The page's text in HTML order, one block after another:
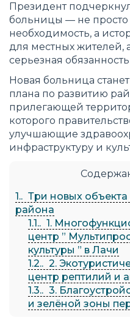
Президент
больницы — не просто
необходимость, а
для местных жителей,
серьезная
Новая больница
плана по развитию
прилегающей
которого
улучшающие
инфраструктуру и
1.
Три новых объекта
района
1.1.
1.
центр ”
культуры ” в Лачи
1.2.
2.
центр рептилий и
1.3.
3.
и зелёной зоны